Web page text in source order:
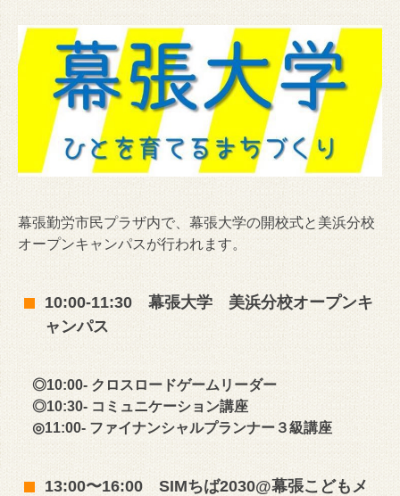
幕張勤労市民プラザ内で、幕張大学の開校式と美浜分校
オープンキャンパスが行われます。
10:00-11:30 幕張大学 美浜分校オープンキ
ャンパス
◎10:00- クロスロードゲームリーダー
◎10:30- コミュニケーション講座
◎11:00- ファイナンシャルプランナー３級講座
13:00〜16:00 SIMちば2030@幕張こどもメ